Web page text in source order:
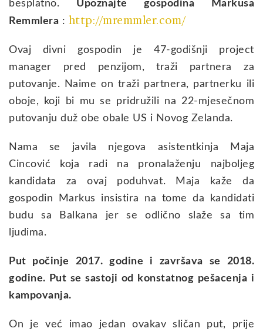
besplatno. Upoznajte gospodina Markusa
Remmlera : http://mremmler.com/
Ovaj divni gospodin je 47-godišnji project
manager pred penzijom, traži partnera za
putovanje. Naime on traži partnera, partnerku ili
oboje, koji bi mu se pridružili na 22-mjesečnom
putovanju duž obe obale US i Novog Zelanda.
Nama se javila njegova asistentkinja Maja
Cincović koja radi na pronalaženju najboljeg
kandidata za ovaj poduhvat. Maja kaže da
gospodin Markus insistira na tome da kandidati
budu sa Balkana jer se odlično slaže sa tim
ljudima.
Put počinje 2017. godine i završava se 2018.
godine. Put se sastoji od konstatnog pešacenja i
kampovanja.
On je već imao jedan ovakav sličan put, prije